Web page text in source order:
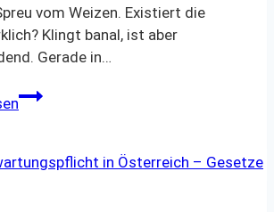
vom Weizen. Existiert die
Klingt banal, ist aber
Gerade in…
Den
richtigen
für